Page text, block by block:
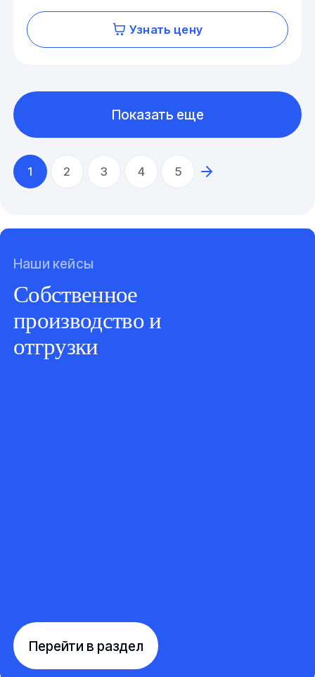
Узнать цену
1 2 3 4 5
Показать еще
Наши кейсы
Собственное
производство и
отгрузки
Перейти в раздел